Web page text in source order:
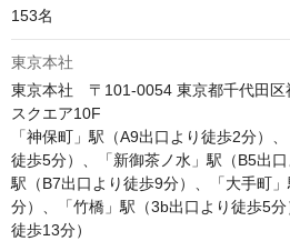
153名
東京本社
東京本社　〒101-0054 東京都千代田
スクエア10F
「神保町」駅（A9出口より徒歩2分）
徒歩5分）、「新御茶ノ水」駅（B5出口
駅（B7出口より徒歩9分）、「大手町
分）、「竹橋」駅（3b出口より徒歩5
徒歩13分）